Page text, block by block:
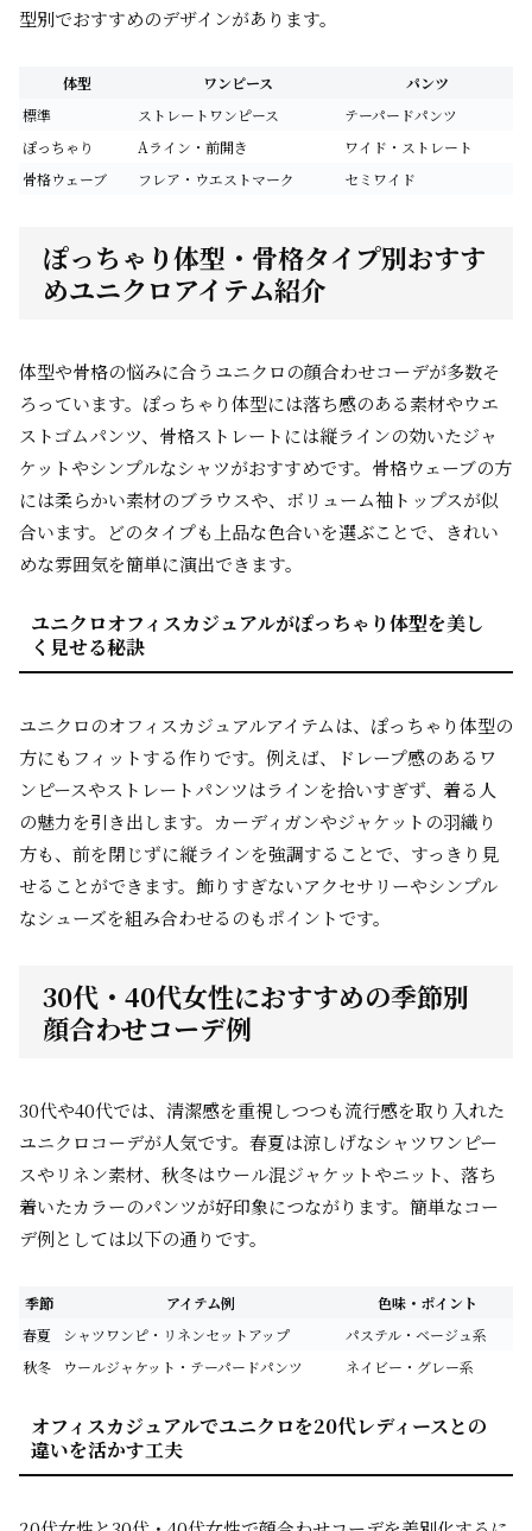
型別でおすすめのデザインがあります。
体型 ワンピース
パンツ
標準
ストレートワンピース
テーパードパンツ
ぽっちゃり
Aライン・前開き
ワイド・ストレート
骨格ウェーブ
フレア・ウエストマーク セミワイド
ぽっちゃり体型・骨格タイプ別おすす
めユニクロアイテム紹介
体型や骨格の悩みに合うユニクロの顔合わせコーデが多数そ
ろっています。ぽっちゃり体型には落ち感のある素材やウエ
ストゴムパンツ、骨格ストレートには縦ラインの効いたジャ
ケットやシンプルなシャツがおすすめです。骨格ウェーブの方
には柔らかい素材のブラウスや、ボリューム袖トップスが似
合います。どのタイプも上品な色合いを選ぶことで、きれい
めな雰囲気を簡単に演出できます。
ユニクロオフィスカジュアルがぽっちゃり体型を美し
く見せる秘訣
ユニクロのオフィスカジュアルアイテムは、ぽっちゃり体型の
方にもフィットする作りです。例えば、ドレープ感のあるワ
ンピースやストレートパンツはラインを拾いすぎず、着る人
の魅力を引き出します。カーディガンやジャケットの羽織り
方も、前を閉じずに縦ラインを強調することで、すっきり見
せることができます。飾りすぎないアクセサリーやシンプル
なシューズを組み合わせるのもポイントです。
30代・40代女性におすすめの季節別
顔合わせコーデ例
30代や40代では、清潔感を重視しつつも流行感を取り入れた
ユニクロコーデが人気です。春夏は涼しげなシャツワンピー
スやリネン素材、秋冬はウール混ジャケットやニット、落ち
着いたカラーのパンツが好印象につながります。簡単なコー
デ例としては以下の通りです。
季節 アイテム例
色味・ポイント
春夏
シャツワンピ・リネンセットアップ
パステル・ベージュ系
秋冬
ウールジャケット・テーパードパンツ ネイビー・グレー系
オフィスカジュアルでユニクロを20代レディースとの
違いを活かす工夫